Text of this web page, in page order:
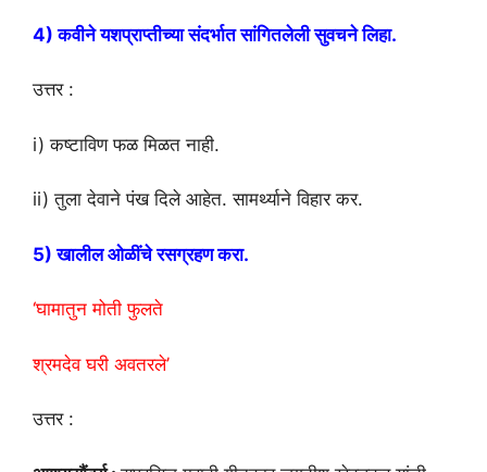
4) कवीने यशप्राप्तीच्या संदर्भात सांगितलेली सुवचने लिहा.
उत्तर :
i) कष्टाविण फळ मिळत नाही.
ii) तुला देवाने पंख दिले आहेत. सामर्थ्याने विहार कर.
5) खालील ओळींचे रसग्रहण करा.
‘घामातुन मोती फुलते
श्रमदेव घरी अवतरले’
उत्तर :